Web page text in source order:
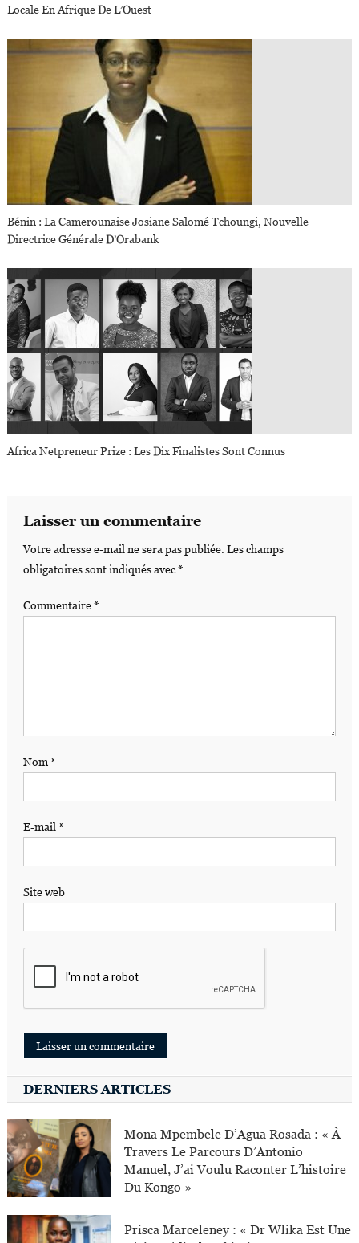
Locale En Afrique De L’Ouest
Bénin : La Camerounaise Josiane Salomé Tchoungi, Nouvelle
Directrice Générale D’Orabank
Africa Netpreneur Prize : Les Dix Finalistes Sont Connus
Laisser un commentaire
Votre adresse e-mail ne sera pas publiée. Les champs
obligatoires sont indiqués avec*
Commentaire*
Nom*
E-mail *
Site web
DERNIERS ARTICLES
Mona Mpembele D’Agua Rosada : « À
Travers Le Parcours D’Antonio
Manuel, J’ai Voulu Raconter L’histoire
Du Kongo »
Prisca Marceleney : « Dr Wlika Est Une